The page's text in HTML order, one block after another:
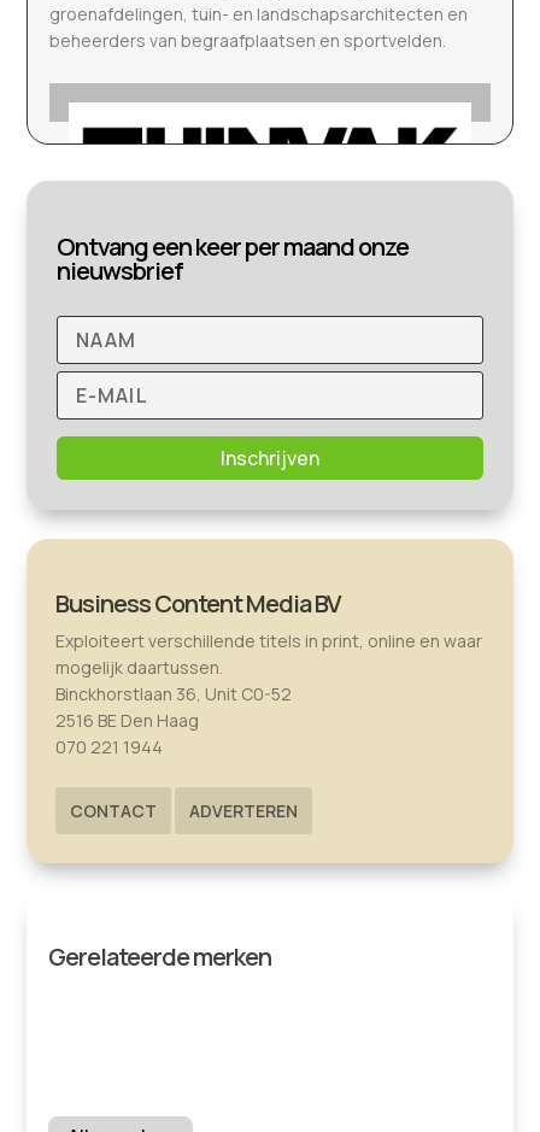
groenafdelingen, tuin- en landschapsarchitecten en
beheerders van begraafplaatsen en sportvelden.
Ontvang een keer per maand onze
nieuwsbrief
Inschrijven
Business Content Media BV
Exploiteert verschillende titels in print, online en waar
mogelijk daartussen.
Binckhorstlaan 36, Unit C0-52
2516 BE Den Haag
070 221 1944
CONTACT ADVERTEREN
Gerelateerde merken